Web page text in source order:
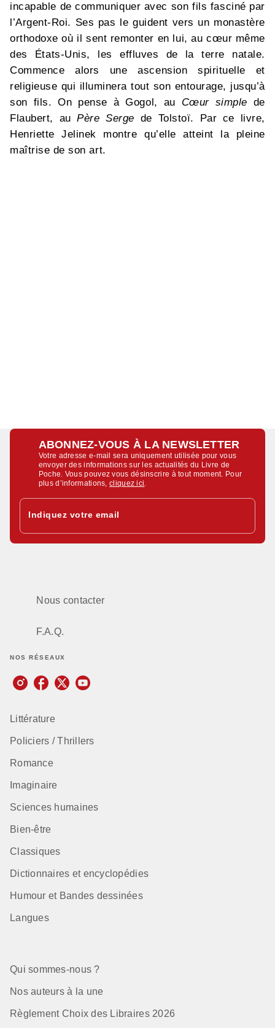
incapable de communiquer avec son fils fasciné par
l’Argent-Roi. Ses pas le guident vers un monastère
orthodoxe où il sent remonter en lui, au cœur même
des États-Unis, les effluves de la terre natale.
Commence alors une ascension spirituelle et
religieuse qui illuminera tout son entourage, jusqu’à
son fils. On pense à Gogol, au Cœur simple de
Flaubert, auPère Serge de Tolstoï. Par ce livre,
Henriette Jelinek montre qu’elle atteint la pleine
maîtrise de son art.
ABONNEZ-VOUS À LA NEWSLETTER
Votre adresse e-mail sera uniquement utilisée pour vous
envoyer des informations sur les actualités du Livre de
Poche. Vous pouvez vous désinscrire à tout moment. Pour
plus d’informations,cliquez ici.
Indiquez votre email
Nous contacter
F.A.Q.
NOS RÉSEAUX
Littérature
Policiers / Thrillers
Romance
Imaginaire
Sciences humaines
Bien-être
Classiques
Dictionnaires et encyclopédies
Humour et Bandes dessinées
Langues
Qui sommes-nous ?
Nos auteurs à la une
Règlement Choix des Libraires 2026